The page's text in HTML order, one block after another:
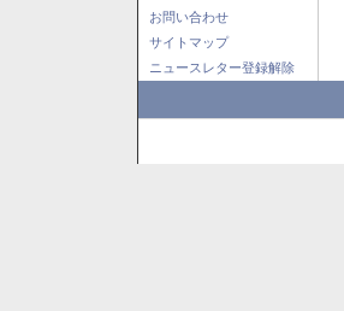
お問い合わせ
サイトマップ
ニュースレター登録解除